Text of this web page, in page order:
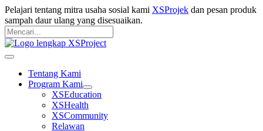
Langsung
ke
konten
Pelajari tentang mitra usaha sosial kami XSProjek dan pesan produk
sampah daur ulang yang disesuaikan.
Pencarian
untuk:
Mencari
Main
Tentang Kami
Program Kami
XSEducation
XSHealth
XSCommunity
Relawan